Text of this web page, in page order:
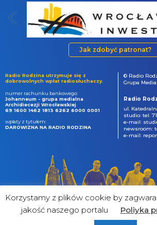
Jak zdobyć patronat?
Radio Rodzina utrzymuje się z
dobrowolnych wpłat radiosłuchaczy.
numer rachunku bankowego:
Johanneum - grupa medialna
Archidiecezji Wrocławskiej
69 1600 1462 1813 6262 6000 0001
wpłaty z tytułem:
DAROWIZNA NA RADIO RODZINA
© Radio
Grupa
Radio
ul.
studio: tel.
e-mail:
newsroom:
e-mail:
Korzystamy z plików cookie by
jakość naszego portalu
Poliyka